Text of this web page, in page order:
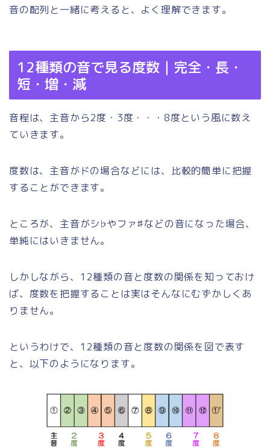
音の配列と一緒に考えると、よく理解できます。
12種類の音で見る度数｜完全・長・
短・増・減
音程は、主音から2度・3度・・・8度という風に数え
ていきます。
度数は、主音がドの場合などには、比較的簡単に把握
することができます。
ところが、主音がシ♭やファ♯などの音になった場合、
単純にはいきません。
しかしながら、12種類の音と度数の関係を知っておけ
ば、度数を把握することは実はそんなにむずかしくあ
りません。
というわけで、12種類の音と度数の関係を図で表す
と、以下のようになります。